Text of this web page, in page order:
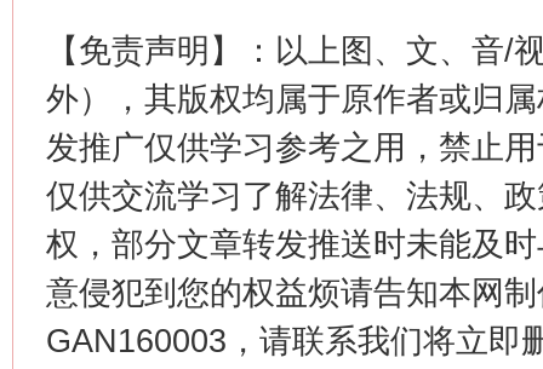
【免责声明】：以上图、文、音/
外），其版权均属于原作者或归
发推广仅供学习参考之用，禁止
仅供交流学习了解法律、法规、
权，部分文章转发推送时未能及
意侵犯到您的权益烦请告知本网
GAN160003，请联系我们将立即
揭批美国五大"原罪" "炒